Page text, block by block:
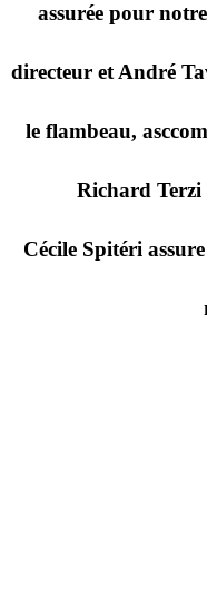
assurée pour
directeur et André
le flambeau,
Richard
Cécile Spitéri